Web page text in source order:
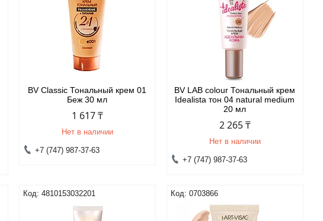
BV Classic Тональный крем 01
Беж 30 мл
1 617 ₸
Нет в наличии
+7 (747) 987-37-63
BV LAB colour Тональный крем
Idealista тон 04 natural medium
20 мл
2 265 ₸
Нет в наличии
+7 (747) 987-37-63
4810153032201 0703866